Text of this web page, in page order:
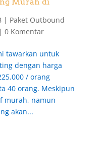
| Paket Outbound
0 Komentar
tawarkan untuk
dengan harga
/ orang
40 orang. Meskipun
murah, namun
akan...